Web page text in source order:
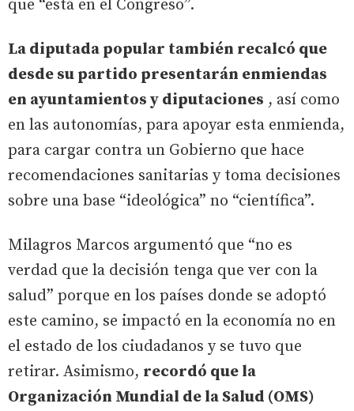
que “está en el Congreso”.
La diputada popular también recalcó que
desde su partido presentarán enmiendas
en ayuntamientos y diputaciones , así como
en las autonomías, para apoyar esta enmienda,
para cargar contra un Gobierno que hace
recomendaciones sanitarias y toma decisiones
sobre una base “ideológica” no “científica”.
Milagros Marcos argumentó que “no es
verdad que la decisión tenga que ver con la
salud” porque en los países donde se adoptó
este camino, se impactó en la economía no en
el estado de los ciudadanos y se tuvo que
retirar. Asimismo, recordó que la
Organización Mundial de la Salud (OMS)